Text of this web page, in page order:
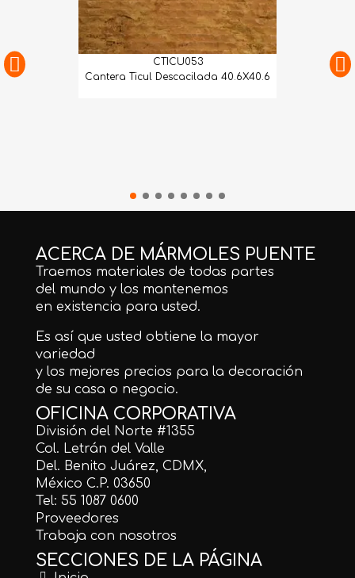
CTICU053
Cantera Ticul Descacilada 40.6X40.6
ACERCA DE MÁRMOLES PUENTE
Traemos materiales de todas partes
del mundo y los mantenemos
en existencia para usted.
Es así que usted obtiene la mayor
variedad
y los mejores precios para la decoración
de su casa o negocio.
OFICINA CORPORATIVA
División del Norte #1355
Col. Letrán del Valle
Del. Benito Juárez, CDMX,
México C.P. 03650
Tel: 55 1087 0600
Proveedores
Trabaja con nosotros
SECCIONES DE LA PÁGINA